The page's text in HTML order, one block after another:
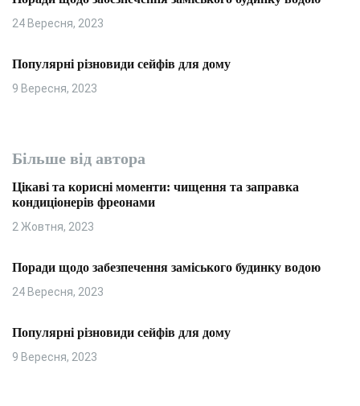
24 Вересня, 2023
Популярні різновиди сейфів для дому
9 Вересня, 2023
Більше від автора
Цікаві та корисні моменти: чищення та заправка
кондиціонерів фреонами
2 Жовтня, 2023
Поради щодо забезпечення заміського будинку водою
24 Вересня, 2023
Популярні різновиди сейфів для дому
9 Вересня, 2023